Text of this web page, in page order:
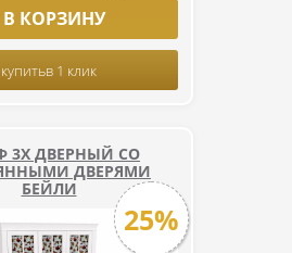
В КОРЗИНУ
купитьв 1 клик
3Х ДВЕРНЫЙ СО
ДВЕРЯМИ
БЕЙЛИ
25%